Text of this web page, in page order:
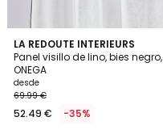
LA REDOUTE INTERIEURS
Panel visillo de lino, bies negro,
ONEGA
desde
69.99 €
52.49 € -35%
5
/
5
2
Colores